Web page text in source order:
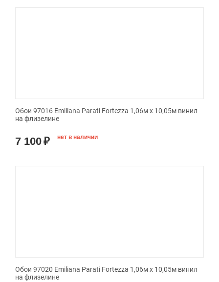
Обои 97016 Emiliana Parati Fortezza 1,06м х 10,05м винил
на флизелине
7 100₽ нет в наличии
Обои 97020 Emiliana Parati Fortezza 1,06м х 10,05м винил
на флизелине